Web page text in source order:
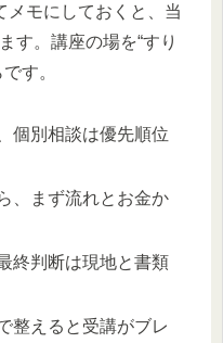
メモにしておくと、当
す。講座の場を“すり
す。
個別相談は優先順位
、まず流れとお金か
終判断は現地と書類
えると受講がブレ